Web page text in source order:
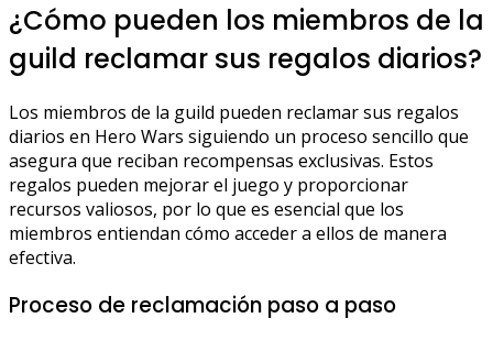
¿Cómo pueden los miembros de la
guild reclamar sus regalos diarios?
Los miembros de la guild pueden reclamar sus regalos
diarios en Hero Wars siguiendo un proceso sencillo que
asegura que reciban recompensas exclusivas. Estos
regalos pueden mejorar el juego y proporcionar
recursos valiosos, por lo que es esencial que los
miembros entiendan cómo acceder a ellos de manera
efectiva.
Proceso de reclamación paso a paso